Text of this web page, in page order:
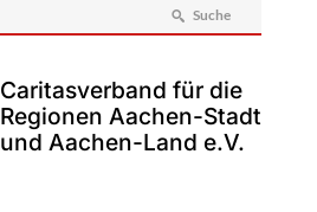
Suche
Caritasverband für die
Regionen Aachen-Stadt
und Aachen-Land e.V.